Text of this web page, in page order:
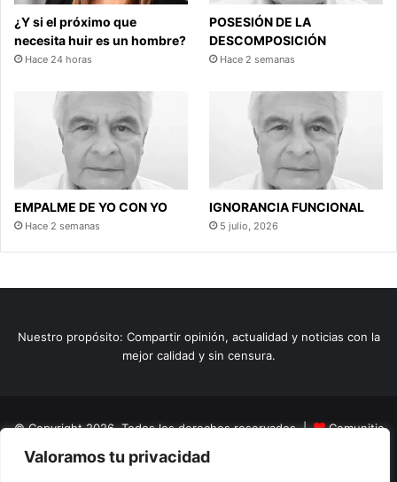
Valoramos tu privacidad
¿Y si el próximo que
necesita huir es un hombre?
Hace 24 horas
POSESIÓN DE LA
DESCOMPOSICIÓN
Hace 2 semanas
EMPALME DE YO CON YO
Hace 2 semanas
IGNORANCIA FUNCIONAL
5 julio, 2026
Nuestro propósito: Compartir opinión, actualidad y noticias con la
mejor calidad y sin censura.
© Copyright 2026, Todos los derechos reservados |
Comunitic
SAS BICNit 901228106